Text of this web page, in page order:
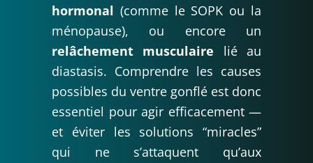
hormonal (comme le SOPK ou la
ménopause), ou encore un
relâchement musculaire lié au
diastasis. Comprendre les causes
possibles du ventre gonflé est donc
essentiel pour agir efficacement —
et éviter les solutions “miracles”
qui ne s’attaquent qu’aux